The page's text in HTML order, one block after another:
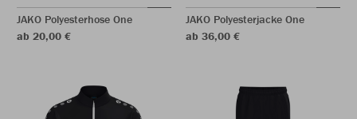
JAKO Polyesterhose One
ab 20,00 €
JAKO Polyesterjacke One
ab 36,00 €